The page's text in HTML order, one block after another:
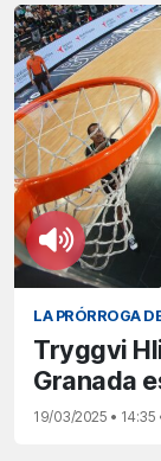
LA PRÓRROGA
Tryggvi
Granada
19/03/2025 • 14:35